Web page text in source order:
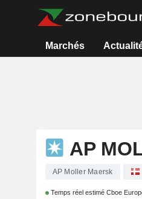
Marchés
AP
AP Moller Maersk
Temps réel estimé Cboe